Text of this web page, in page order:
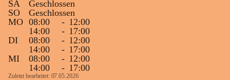
SA
Geschlossen
SO
Geschlossen
MO 08:00 - 12:00
14:00
- 17:00
DI
08:00 - 12:00
14:00
- 17:00
MI
08:00 - 12:00
14:00
- 17:00
Zuletzt bearbeitet: 07.05.2026